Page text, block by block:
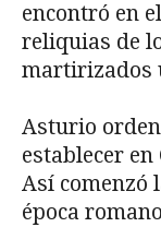
encontró en
reliquias de
martirizados
Asturio
establecer
Así comenzó
época